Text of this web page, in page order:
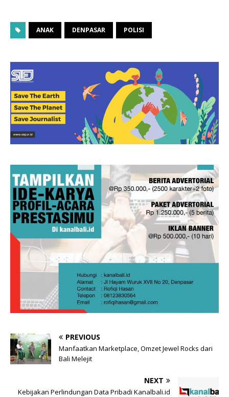
ANAK DENPASAR POLISI
PREVIOUS
Manfaatkan Marketplace, Omzet Jewel Rocks dari
Bali Melejit
NEXT
Kebijakan Perlindungan Data Pribadi Kanalbali.id